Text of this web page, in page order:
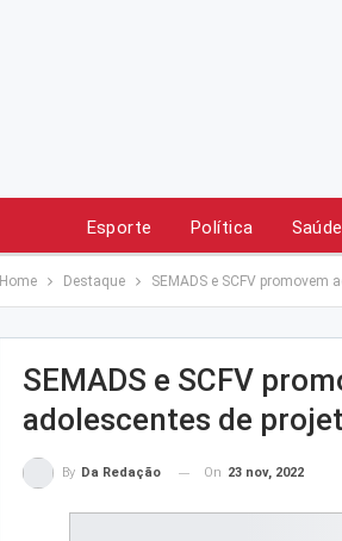
Esporte Política Saúde
Home Destaque SEMADS e SCFV
SEMADS e SCFV
adolescentes de
By Da Redação On 23 nov, 2022